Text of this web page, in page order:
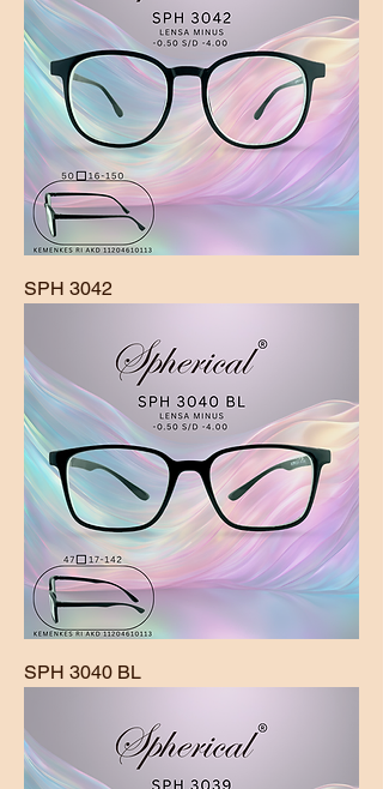
SPH 3042
SPH 3040 BL